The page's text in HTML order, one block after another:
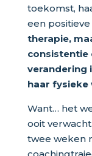
toekomst,
een positieve
therapie,
consistentie
verandering
haar
Want… het
ooit
twee weken